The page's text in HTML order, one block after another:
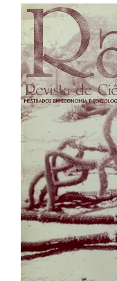
Barra
lateral
de
artigos